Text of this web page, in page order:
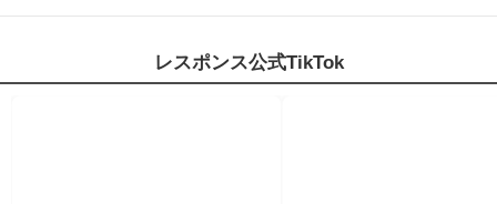
レスポンス公式TikTok